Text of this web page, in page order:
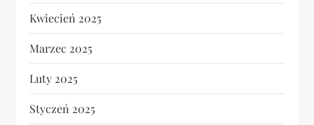
Kwiecień 2025
Marzec 2025
Luty 2025
Styczeń 2025